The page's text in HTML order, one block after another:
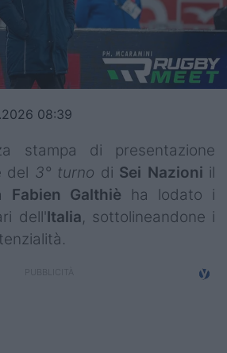
08:39
stampa di presentazione
del 3° turno di Sei Nazioni il
Fabien Galthiè ha lodato i
dell'Italia, sottolineandone i